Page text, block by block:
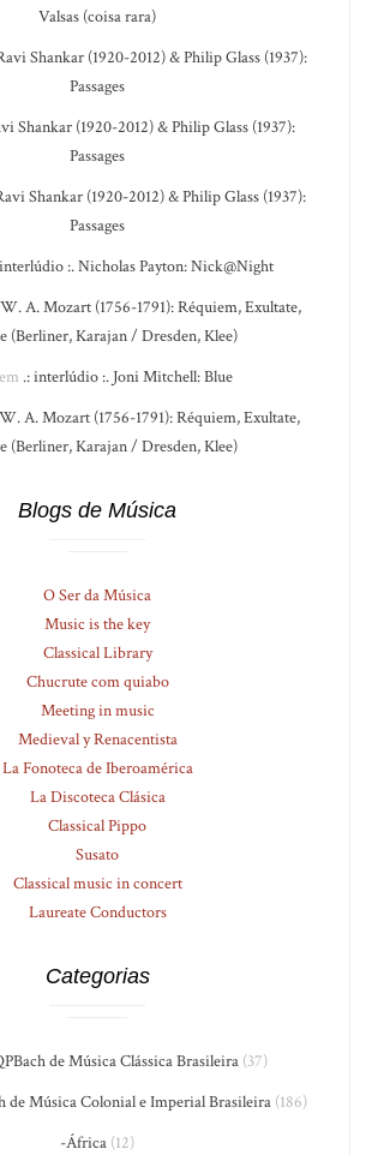
Valsas (coisa rara)
Shankar (1920-2012) & Philip Glass (1937):
Passages
Shankar (1920-2012) & Philip Glass (1937):
Passages
Shankar (1920-2012) & Philip Glass (1937):
Passages
:. Nicholas Payton: Nick@Night
W. A. Mozart (1756-1791): Réquiem, Exultate,
(Berliner, Karajan / Dresden, Klee)
.: interlúdio :. Joni Mitchell: Blue
W. A. Mozart (1756-1791): Réquiem, Exultate,
(Berliner, Karajan / Dresden, Klee)
Blogs de Música
O Ser da Música
Music is the key
Classical Library
Chucrute com quiabo
Meeting in music
Medieval y Renacentista
La Fonoteca de Iberoamérica
La Discoteca Clásica
Classical Pippo
Susato
Classical music in concert
Laureate Conductors
Categorias
de Música Clássica Brasileira (37)
de Música Colonial e Imperial Brasileira (186)
-África (12)